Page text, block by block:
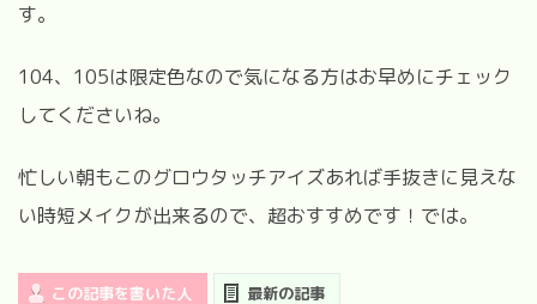
す。
104、 105は限定色なので気になる方はお早めにチェック
してくださいね。
忙しい朝もこのグロウタッチアイズあれば手抜きに見えな
い時短メイクが出来るので、超おすすめです！では。
この記事を書いた人 最新の記事